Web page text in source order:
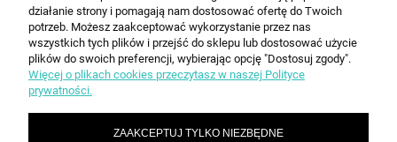
PŁATNOŚCI I DOSTAWA
INFORMACJE
działanie strony i pomagają nam dostosować ofertę do Twoich
potrzeb. Możesz zaakceptować wykorzystanie przez nas
wszystkich tych plików i przejść do sklepu lub dostosować użycie
plików do swoich preferencji, wybierając opcję "Dostosuj zgody".
Więcej o plikach cookies przeczytasz w naszej Polityce
prywatności.
ZAAKCEPTUJ TYLKO NIEZBĘDNE